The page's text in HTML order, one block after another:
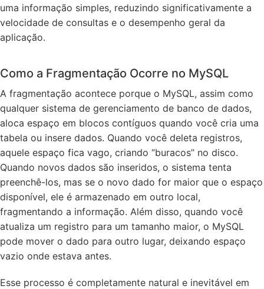
uma informação simples, reduzindo significativamente a
velocidade de consultas e o desempenho geral da
aplicação.
Como a Fragmentação Ocorre no MySQL
A fragmentação acontece porque o MySQL, assim como
qualquer sistema de gerenciamento de banco de dados,
aloca espaço em blocos contíguos quando você cria uma
tabela ou insere dados. Quando você deleta registros,
aquele espaço fica vago, criando “buracos” no disco.
Quando novos dados são inseridos, o sistema tenta
preenchê-los, mas se o novo dado for maior que o espaço
disponível, ele é armazenado em outro local,
fragmentando a informação. Além disso, quando você
atualiza um registro para um tamanho maior, o MySQL
pode mover o dado para outro lugar, deixando espaço
vazio onde estava antes.
Esse processo é completamente natural e inevitável em